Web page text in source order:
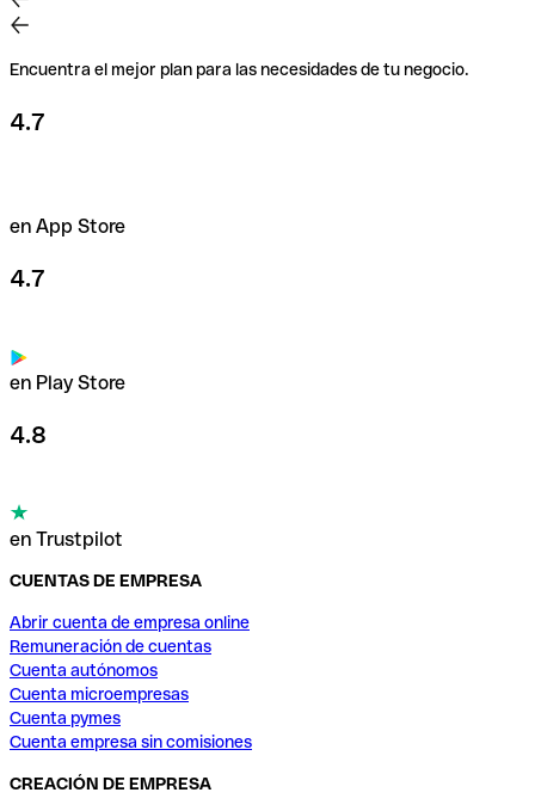
Encuentra el mejor plan para las necesidades de tu negocio.
4.7
en App Store
4.7
en Play Store
4.8
en Trustpilot
CUENTAS DE EMPRESA
Abrir cuenta de empresa online
Remuneración de cuentas
Cuenta autónomos
Cuenta microempresas
Cuenta pymes
Cuenta empresa sin comisiones
CREACIÓN DE EMPRESA